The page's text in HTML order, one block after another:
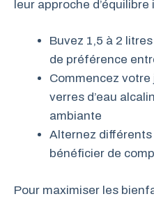
leur approche d’équilibre
Buvez 1,5 à 2
de préférence
Commencez
verres d’eau
ambiante
Alternez différents
bénéficier de
Pour maximiser les